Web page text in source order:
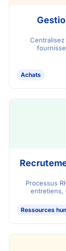
Achats
Processus
entretiens,
Ressources